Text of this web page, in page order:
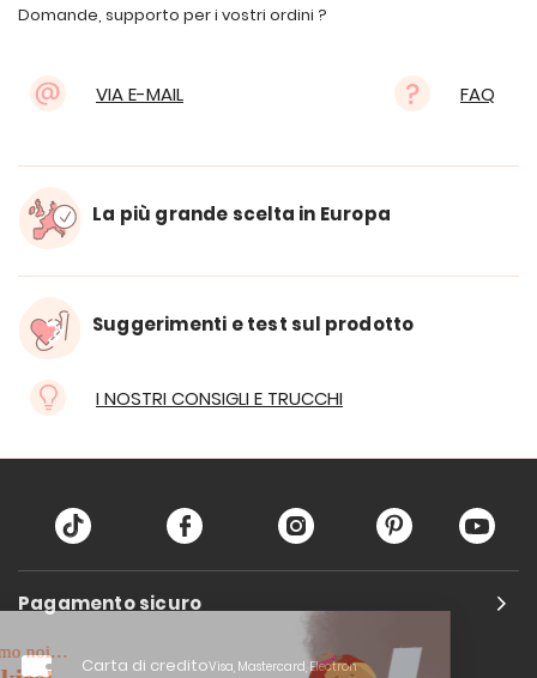
Domande, supporto per i vostri ordini ?
VIA E-MAIL FAQ
La più grande scelta in Europa
Suggerimenti e test sul prodotto
I NOSTRI CONSIGLI E TRUCCHI
Pagamento sicuro
Carta di creditoVisa, Mastercard, Electron